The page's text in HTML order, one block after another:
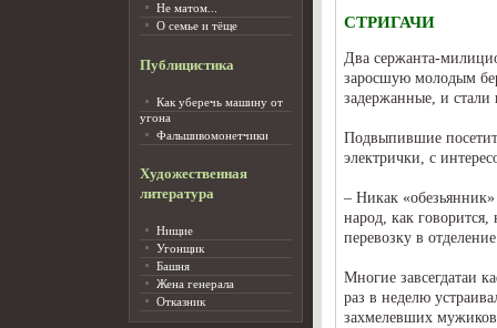
Не матом...
О семье и тёще
Публицистика
Как уберечь машину от
угона
Фальшивомонетчики
Художественная
литература
Нищие
Угонщик
Башня
Жена генерала
Отказник
СТРИГАЧИ
Два сержанта-
заросшую молодым
задержанные, и стали
Подвыпившие
электрички, с
– Никак
народ, как
перевозку в
Многие завсегдатаи
раз в неделю
захмелевших